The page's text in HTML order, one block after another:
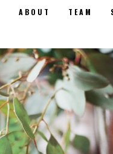
ABOUT TEAM